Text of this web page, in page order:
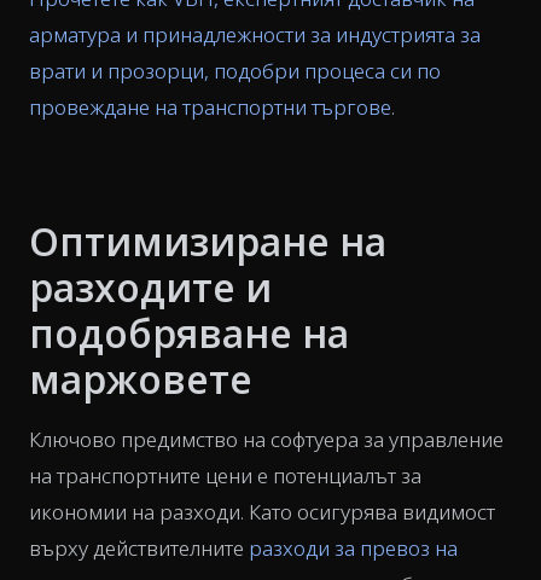
арматура и принадлежности за индустрията за
врати и прозорци, подобри процеса си по
провеждане на транспортни търгове.
Оптимизиране на
разходите и
подобряване на
маржовете
Ключово предимство на софтуера за управление
на транспортните цени е потенциалът за
икономии на разходи. Като осигурява видимост
върху действителните разходи за превоз на